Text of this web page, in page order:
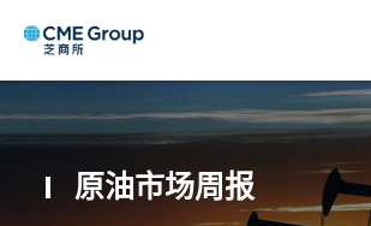
原油市场周报